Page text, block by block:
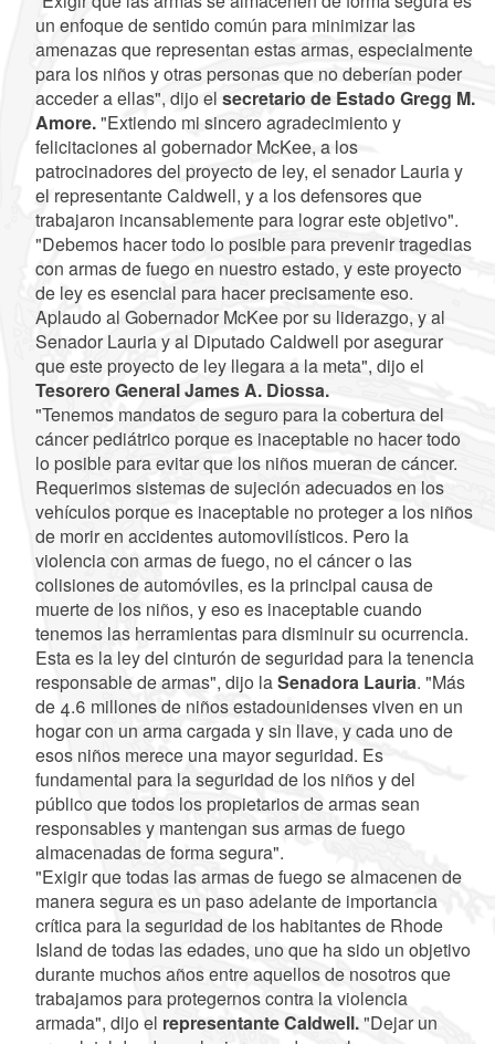
un enfoque de sentido común para minimizar las
amenazas que representan estas armas, especialmente
para los niños y otras personas que no deberían poder
acceder a ellas", dijo el secretario de Estado Gregg M.
Amore."Extiendo mi sincero agradecimiento y
felicitaciones al gobernador McKee, a los
patrocinadores del proyecto de ley, el senador Lauria y
el representante Caldwell, y a los defensores que
trabajaron incansablemente para lograr este objetivo".
"Debemos hacer todo lo posible para prevenir tragedias
con armas de fuego en nuestro estado, y este proyecto
de ley es esencial para hacer precisamente eso.
Aplaudo al Gobernador McKee por su liderazgo, y al
Senador Lauria y al Diputado Caldwell por asegurar
que este proyecto de ley llegara a la meta", dijo el
Tesorero General James A. Diossa.
"Tenemos mandatos de seguro para la cobertura del
cáncer pediátrico porque es inaceptable no hacer todo
lo posible para evitar que los niños mueran de cáncer.
Requerimos sistemas de sujeción adecuados en los
vehículos porque es inaceptable no proteger a los niños
de morir en accidentes automovilísticos. Pero la
violencia con armas de fuego, no el cáncer o las
colisiones de automóviles, es la principal causa de
muerte de los niños, y eso es inaceptable cuando
tenemos las herramientas para disminuir su ocurrencia.
Esta es la ley del cinturón de seguridad para la tenencia
responsable de armas", dijo laSenadora Lauria. "Más
de 4.6 millones de niños estadounidenses viven en un
hogar con un arma cargada y sin llave, y cada uno de
esos niños merece una mayor seguridad. Es
fundamental para la seguridad de los niños y del
público que todos los propietarios de armas sean
responsables y mantengan sus armas de fuego
almacenadas de forma segura".
"Exigir que todas las armas de fuego se almacenen de
manera segura es un paso adelante de importancia
crítica para la seguridad de los habitantes de Rhode
Island de todas las edades, uno que ha sido un objetivo
durante muchos años entre aquellos de nosotros que
trabajamos para protegernos contra la violencia
armada", dijo el representante Caldwell."Dejar un